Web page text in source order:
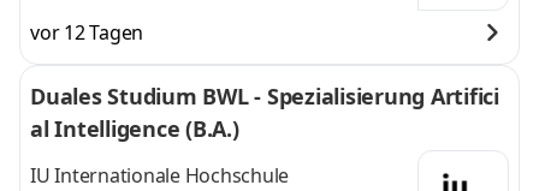
vor 12 Tagen
Duales Studium BWL - Spezialisierung Artifici
al Intelligence (B.A.)
IU Internationale Hochschule